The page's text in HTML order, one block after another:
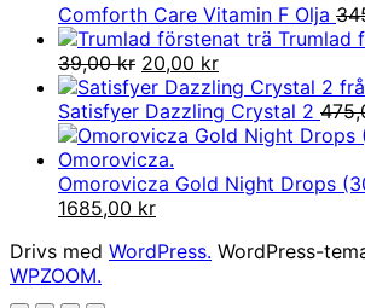
var:
1195,00 kr.
är:
Comforth Care Vitamin F Olja
Trumlad
39,00kr Det
ursprungliga
priset
var:
39,00 kr.
20,00 krDet
nuvarande
priset
är:
Satisfyer Dazzling Crystal 2
Omorovicza Gold Night Drops
Det
priset
var:
1685,00 krDet
priset
Drivs med WordPress. WordPress-
WPZOOM.